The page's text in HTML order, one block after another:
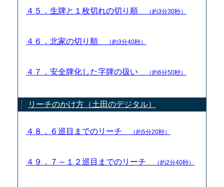
４５．生牌と１枚切れの切り順 （約3分30秒）
４６．北家の切り順 （約3分40秒）
４７．安全牌化した字牌の扱い （約6分50秒）
リーチのかけ方（土田のデジタル）
４８．６巡目までのリーチ （約5分20秒）
４９．７～１２巡目までのリーチ （約2分40秒）